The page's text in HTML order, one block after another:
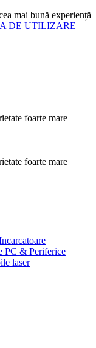
mai bună experiență
DE UTILIZARE
foarte mare
foarte mare
PC & Periferice
laser